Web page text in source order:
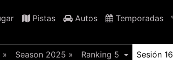
Pistas Autos Temporadas
» Season 2025 » Ranking 5 Sesión 16